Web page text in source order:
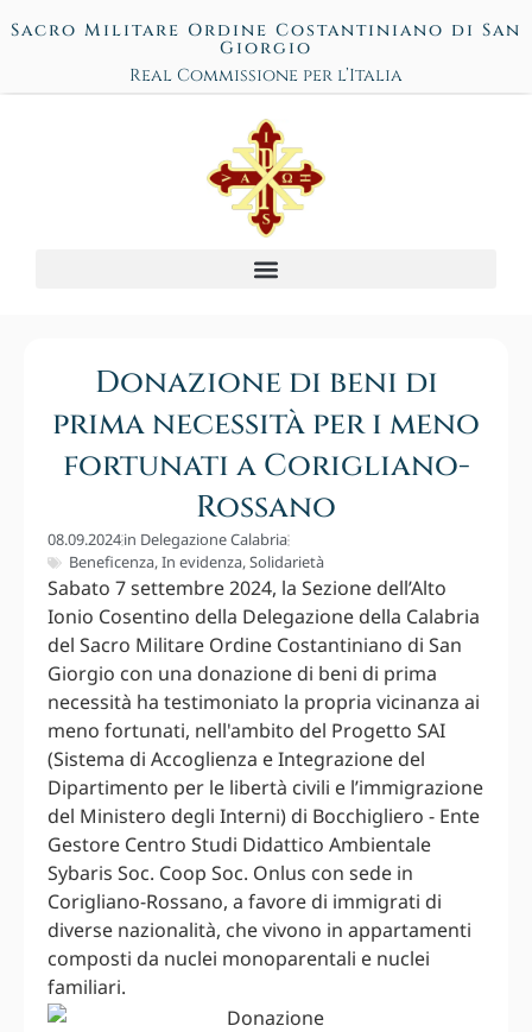
Sacro Militare Ordine Costantiniano di San
Giorgio
Real Commissione per l’Italia
Donazione di beni di
prima necessità per i meno
fortunati a Corigliano-
Rossano
08.09.2024in Delegazione Calabria
Beneficenza,In evidenza,Solidarietà
Sabato 7 settembre 2024, la Sezione dell’Alto
Ionio Cosentino della Delegazione della Calabria
del Sacro Militare Ordine Costantiniano di San
Giorgio con una donazione di beni di prima
necessità ha testimoniato la propria vicinanza ai
meno fortunati, nell'ambito del Progetto SAI
(Sistema di Accoglienza e Integrazione del
Dipartimento per le libertà civili e l’immigrazione
del Ministero degli Interni) di Bocchigliero - Ente
Gestore Centro Studi Didattico Ambientale
Sybaris Soc. Coop Soc. Onlus con sede in
Corigliano-Rossano, a favore di immigrati di
diverse nazionalità, che vivono in appartamenti
composti da nuclei monoparentali e nuclei
familiari.